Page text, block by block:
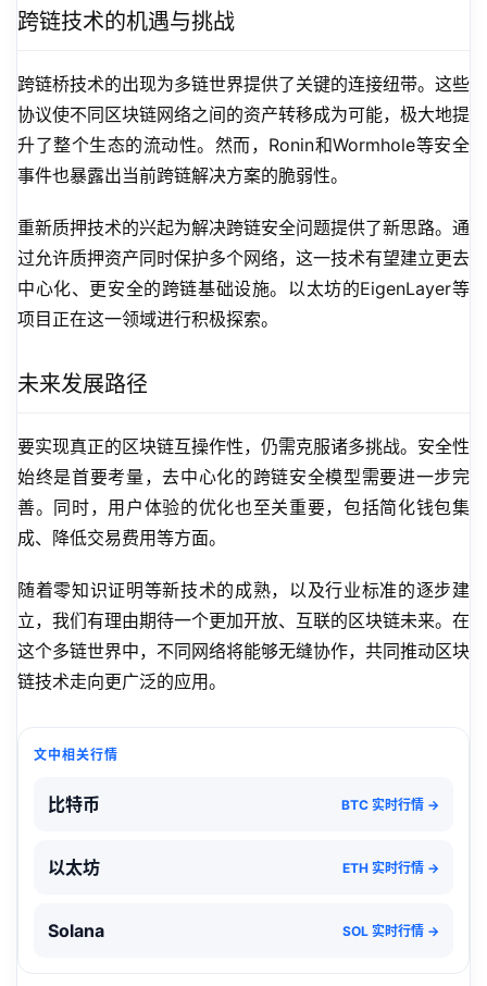
跨链技术的机遇与挑战
跨链桥技术的出现为多链世界提供了关键的连接纽带。这些
协议使不同区块链网络之间的资产转移成为可能，极大地提
升了整个生态的流动性。然而，Ronin和Wormhole等安全
事件也暴露出当前跨链解决方案的脆弱性。
重新质押技术的兴起为解决跨链安全问题提供了新思路。通
过允许质押资产同时保护多个网络，这一技术有望建立更去
中心化、更安全的跨链基础设施。以太坊的EigenLayer等
项目正在这一领域进行积极探索。
未来发展路径
要实现真正的区块链互操作性，仍需克服诸多挑战。安全性
始终是首要考量，去中心化的跨链安全模型需要进一步完
善。同时，用户体验的优化也至关重要，包括简化钱包集
成、降低交易费用等方面。
随着零知识证明等新技术的成熟，以及行业标准的逐步建
立，我们有理由期待一个更加开放、互联的区块链未来。在
这个多链世界中，不同网络将能够无缝协作，共同推动区块
链技术走向更广泛的应用。
文中相关行情
比特币 BTC 实时行情 →
以太坊 ETH 实时行情 →
Solana SOL 实时行情 →